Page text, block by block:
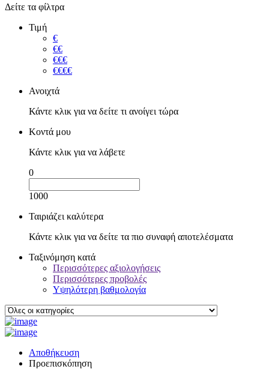
Δείτε τα φίλτρα
Τιμή
€
€€
€€€
€€€€
Ανοιχτά
Κάντε κλικ για να δείτε τι ανοίγει τώρα
Κοντά μου
Κάντε κλικ για να λάβετε
0
1000
Ταιριάζει καλύτερα
Κάντε κλικ για να δείτε τα πιο συναφή αποτελέσματα
Ταξινόμηση κατά
Περισσότερες αξιολογήσεις
Περισσότερες προβολές
Υψηλότερη βαθμολογία
Αποθήκευση
Προεπισκόπηση